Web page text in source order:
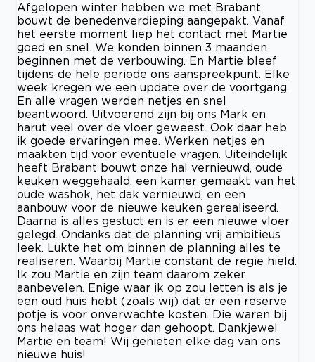
Afgelopen winter hebben we met Brabant
bouwt de benedenverdieping aangepakt. Vanaf
het eerste moment liep het contact met Martie
goed en snel. We konden binnen 3 maanden
beginnen met de verbouwing. En Martie bleef
tijdens de hele periode ons aanspreekpunt. Elke
week kregen we een update over de voortgang.
En alle vragen werden netjes en snel
beantwoord. Uitvoerend zijn bij ons Mark en
harut veel over de vloer geweest. Ook daar heb
ik goede ervaringen mee. Werken netjes en
maakten tijd voor eventuele vragen. Uiteindelijk
heeft Brabant bouwt onze hal vernieuwd, oude
keuken weggehaald, een kamer gemaakt van het
oude washok, het dak vernieuwd, en een
aanbouw voor de nieuwe keuken gerealiseerd.
Daarna is alles gestuct en is er een nieuwe vloer
gelegd. Ondanks dat de planning vrij ambitieus
leek. Lukte het om binnen de planning alles te
realiseren. Waarbij Martie constant de regie hield.
Ik zou Martie en zijn team daarom zeker
aanbevelen. Enige waar ik op zou letten is als je
een oud huis hebt (zoals wij) dat er een reserve
potje is voor onverwachte kosten. Die waren bij
ons helaas wat hoger dan gehoopt. Dankjewel
Martie en team! Wij genieten elke dag van ons
nieuwe huis!